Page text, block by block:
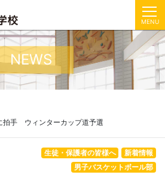
MENU
NEWS
拍手 ウィンターカップ道予選
新着情報
生徒・保護者の皆様へ
男子バスケットボール部